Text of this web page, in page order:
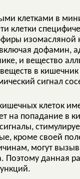
клетками в
клетки
изомасляной
дофамин,
и вещество
в
сигнал
клеток
на попадание в
кроме своей
могут
данная